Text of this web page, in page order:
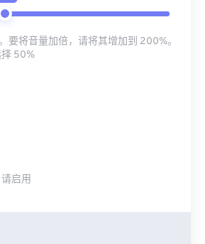
要将音量加倍，请将其增加到 200%。
50%
启用